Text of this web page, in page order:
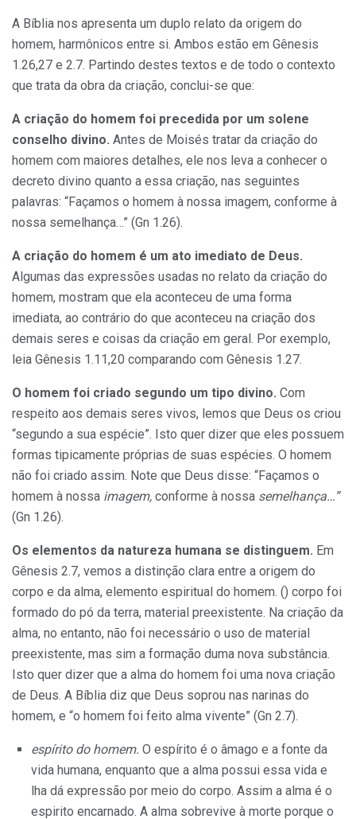
A Bíblia nos apresenta um duplo relato da origem do
homem, harmô­nicos entre si. Ambos estão em Gê­nesis
1.26,27 e 2.7. Partindo destes textos e de todo o contexto
que trata da obra da criação, conclui-se que:
A criação do homem foi pre­cedida por um solene
conselho di­vino. Antes de Moisés tratar da criação do
homem com maiores de­talhes, ele nos leva a conhecer o
de­creto divino quanto a essa criação, nas seguintes
palavras: “Façamos o homem à nossa imagem, conforme à
nossa semelhança…” (Gn 1.26).
A criação do homem é um ato imediato de Deus.
Algumas das expressões usadas no relato da criação do
homem, mostram que ela aconteceu de uma forma
imediata, ao contrário do que aconteceu na criação dos
demais seres e coisas da criação em geral. Por exemplo,
leia Gênesis 1.11,20 comparando com Gênesis 1.27.
O homem foi criado segundo um tipo divino. Com
respeito aos demais seres vivos, lemos que Deus os criou
“segundo a sua espécie”. Isto quer dizer que eles possuem
for­mas tipicamente próprias de suas espécies. O homem
não foi criado assim. Note que Deus disse: “Faça­mos o
homem à nossa imagem, con­forme à nossa semelhança…”
(Gn 1.26).
Os elementos da natureza humana se distinguem. Em
Gênesis 2.7, vemos a distinção clara en­tre a origem do
corpo e da alma, ele­mento espiritual do homem. () cor­po foi
formado do pó da terra, mate­rial preexistente. Na criação da
al­ma, no entanto, não foi necessário o uso de material
preexistente, mas sim a formação duma nova substân­cia.
Isto quer dizer que a alma do homem foi uma nova criação
de Deus. A Bíblia diz que Deus soprou nas narinas do
homem, e “o homem foi feito alma vivente” (Gn 2.7).
espírito do homem. O espí­rito é o âmago e a fonte da
vida hu­mana, enquanto que a alma possui essa vida e
lha dá expressão por meio do corpo. Assim a alma é o
espirito encarnado. A alma sobrevi­ve à morte porque o